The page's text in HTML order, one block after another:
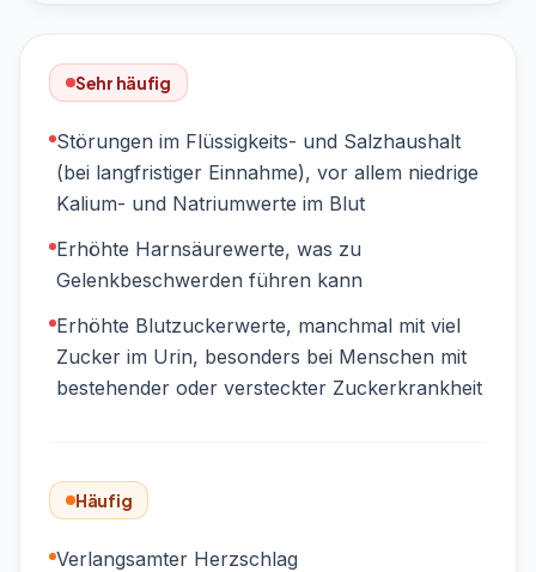
Sehr häufig
Störungen im Flüssigkeits- und Salzhaushalt
(bei langfristiger Einnahme), vor allem niedrige
Kalium- und Natriumwerte im Blut
Erhöhte Harnsäurewerte, was zu
Gelenkbeschwerden führen kann
Erhöhte Blutzuckerwerte, manchmal mit viel
Zucker im Urin, besonders bei Menschen mit
bestehender oder versteckter Zuckerkrankheit
Häufig
Verlangsamter Herzschlag